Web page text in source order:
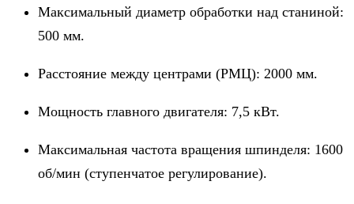
Максимальный диаметр обработки над станиной:
500 мм.
Расстояние между центрами (РМЦ): 2000 мм.
Мощность главного двигателя: 7,5 кВт.
Максимальная частота вращения шпинделя: 1600
об/мин (ступенчатое регулирование).